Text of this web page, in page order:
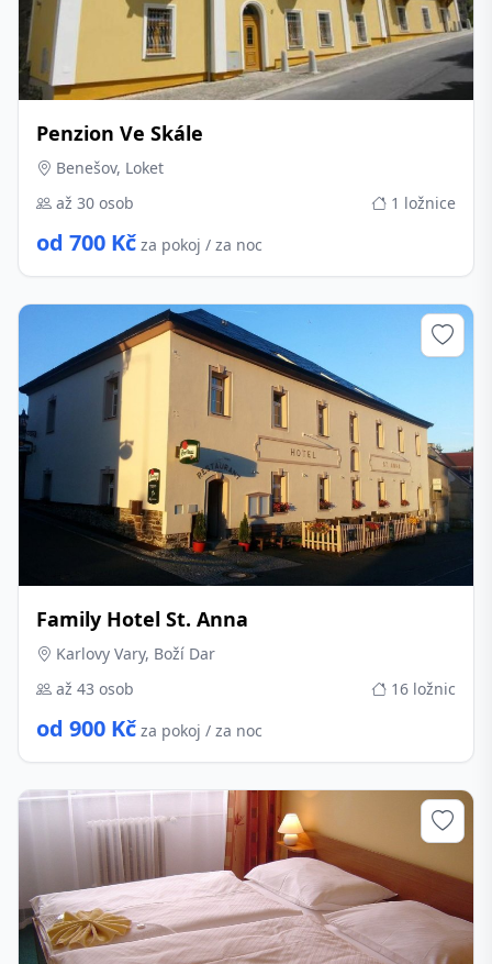
Penzion Ve Skále
Benešov, Loket
až 30 osob
1 ložnice
od 700 Kč za pokoj / za noc
Family Hotel St. Anna
Karlovy Vary, Boží Dar
až 43 osob
16 ložnic
od 900 Kč za pokoj / za noc